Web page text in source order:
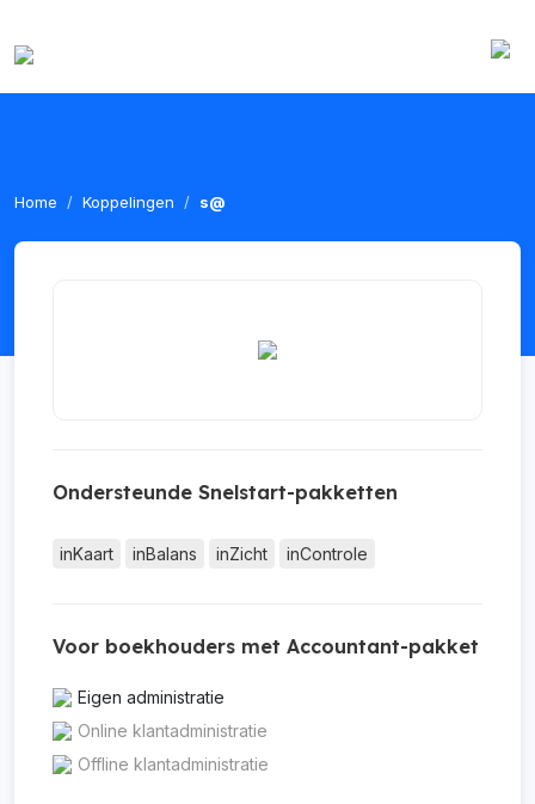
Home Koppelingen s@
Ondersteunde Snelstart-pakketten
inKaart inBalans inZicht inControle
Voor boekhouders met Accountant-pakket
Eigen administratie
Online klantadministratie
Offline klantadministratie